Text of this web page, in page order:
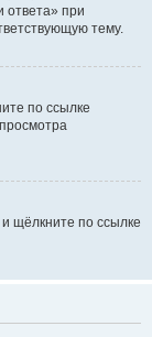
ответа» при
тему.
по ссылке
щёлкните по ссылке